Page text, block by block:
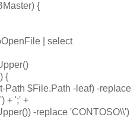
{
| select
{
$File.Path -leaf) -replace
+ ';' +
-replace 'CONTOSO\\')